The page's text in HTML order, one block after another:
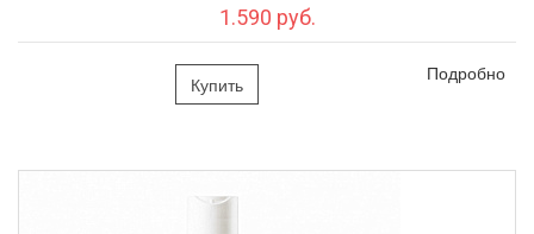
1.590 руб.
Купить Подробно